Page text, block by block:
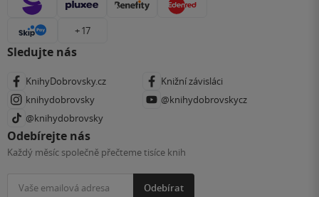
+ 17
Sledujte nás
KnihyDobrovsky.cz
Knižní závisláci
knihydobrovsky
@knihydobrovskycz
@knihydobrovsky
Odebírejte nás
Každý měsíc společně přečteme tisíce knih
Odebírat